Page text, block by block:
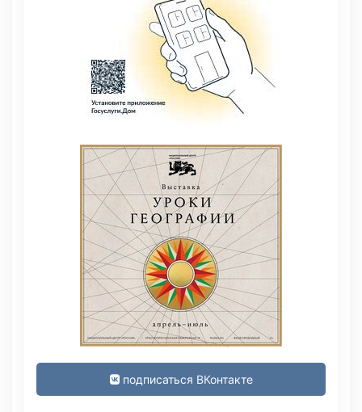
подписаться ВКонтакте